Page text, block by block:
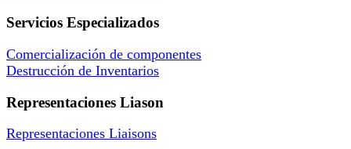
Servicios Especializados
Comercialización de componentes
Destrucción de Inventarios
Representaciones Liason
Representaciones Liaisons